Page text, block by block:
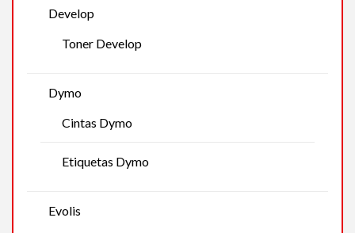
Develop
Toner Develop
Dymo
Cintas Dymo
Etiquetas Dymo
Evolis